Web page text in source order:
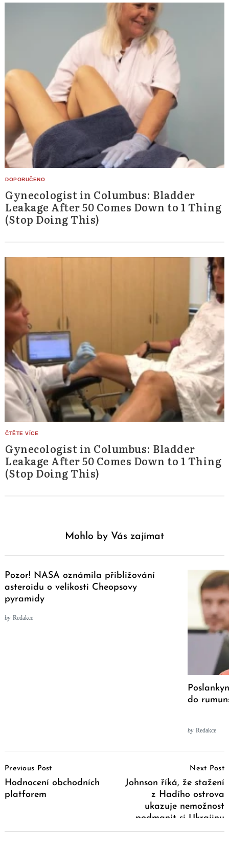
Gynecologist in Columbus: Bladder
Leakage After 50 Comes Down to 1 Thing
(Stop Doing This)
Gynecologist in Columbus: Bladder
Leakage After 50 Comes Down to 1 Thing
(Stop Doing This)
Mohlo by Vás zajímat
Pozor! NASA oznámila přibližování
asteroidu o velikosti Cheopsovy
pyramidy
by Redakce
do
by Redakce
Navigation
Previous Post
Hodnocení obchodních
platforem
Next Post
Johnson říká, že stažení
z Hadího ostrova
ukazuje nemožnost
podmanit si Ukrajinu